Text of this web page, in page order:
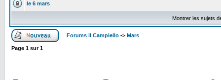
le 6 mars
Montrer les sujets
Forums il Campiello -> Mars
Page 1 sur1